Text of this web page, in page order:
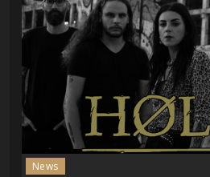
News